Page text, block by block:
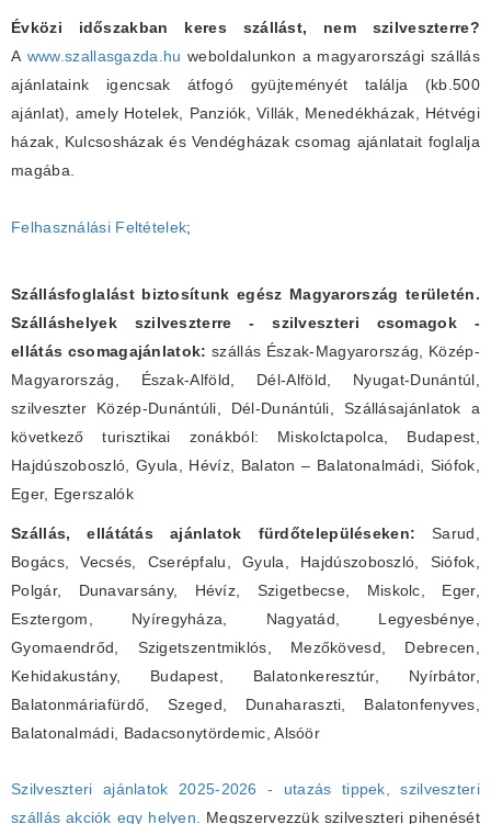
Évközi időszakban keres szállást, nem szilveszterre?
A www.szallasgazda.hu weboldalunkon a magyarországi szállás
ajánlataink igencsak átfogó gyüjteményét találja (kb.500
ajánlat), amely Hotelek, Panziók, Villák, Menedékházak, Hétvégi
házak, Kulcsosházak és Vendégházak csomag ajánlatait foglalja
magába.
Felhasználási Feltételek;
Szállásfoglalást biztosítunk egész Magyarország területén.
Szálláshelyek szilveszterre - szilveszteri csomagok -
ellátás csomagajánlatok: szállás Észak-Magyarország, Közép-
Magyarország, Észak-Alföld, Dél-Alföld, Nyugat-Dunántúl,
szilveszter Közép-Dunántúli, Dél-Dunántúli, Szállásajánlatok a
következő turisztikai zonákból: Miskolctapolca, Budapest,
Hajdúszoboszló, Gyula, Hévíz, Balaton – Balatonalmádi, Siófok,
Eger, Egerszalók
Szállás, ellátátás ajánlatok fürdőtelepüléseken:Sarud,
Bogács, Vecsés, Cserépfalu, Gyula, Hajdúszoboszló, Siófok,
Polgár, Dunavarsány, Hévíz, Szigetbecse, Miskolc, Eger,
Esztergom, Nyíregyháza, Nagyatád, Legyesbénye,
Gyomaendrőd, Szigetszentmiklós, Mezőkövesd, Debrecen,
Kehidakustány, Budapest, Balatonkeresztúr, Nyírbátor,
Balatonmáriafürdő, Szeged, Dunaharaszti, Balatonfenyves,
Balatonalmádi, Badacsonytördemic, Alsóör
Szilveszteri ajánlatok 2025-2026 - utazás tippek, szilveszteri
szállás akciók egy helyen.
Megszervezzük szilveszteri pihenését